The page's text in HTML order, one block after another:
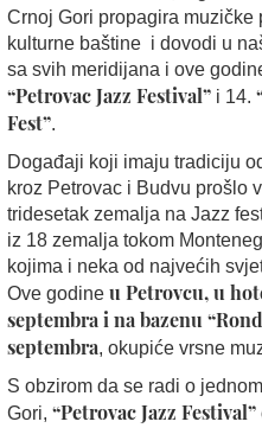
Crnoj Gori propagira
kulturne baštine i dovodi u
sa svih meridijana i ove
“Petrovac Jazz Festival” i 14.
Fest”.
Događaji koji imaju tradiciju
kroz Petrovac i Budvu prošlo
tridesetak zemalja na Jazz
iz 18 zemalja tokom
kojima i neka od najvećih
Ove godine u Petrovcu, u
septembra i na bazenu
septembra, okupiće vrsne
S obzirom da se radi o
Gori, “Petrovac Jazz Festival”